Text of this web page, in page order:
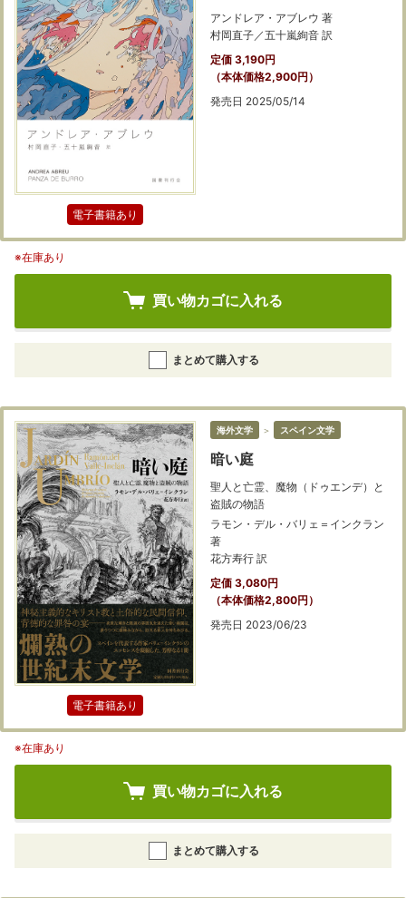
電子書籍あり
アンドレア・アブレウ 著
村岡直子／五十嵐絢音 訳
定価 3,190円
（本体価格2,900円）
発売日 2025/05/14
※在庫あり
買い物カゴに入れる
まとめて購入する
電子書籍あり
海外文学 ＞ スペイン文学
暗い庭
聖人と亡霊、魔物（ドゥエンデ）と
盗賊の物語
ラモン・デル・バリェ＝インクラン
著
花方寿行 訳
定価 3,080円
（本体価格2,800円）
発売日 2023/06/23
※在庫あり
買い物カゴに入れる
まとめて購入する